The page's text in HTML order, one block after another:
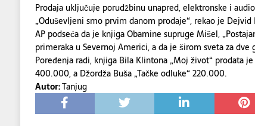
Prodaja uključuje porudžbinu unapred, elektronske i
„Oduševljeni smo prvim danom prodaje“, rekao je
AP podseća da je knjiga Obamine supruge Mišel,
primeraka u Severnoj Americi, a da je širom sveta za
Poređenja radi, knjiga Bila Klintona „Moj život“ prodata
400.000, a Džordža Buša „Tačke odluke“ 220.000.
Autor:Tanjug